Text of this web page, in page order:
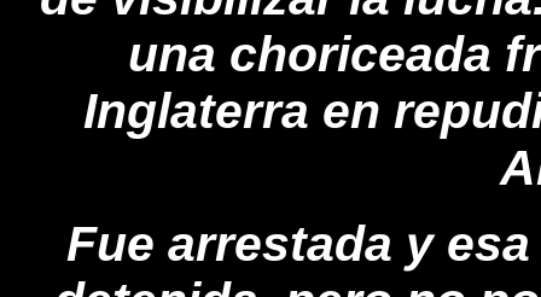
una choriceada
Inglaterra en
Fue arrestada y